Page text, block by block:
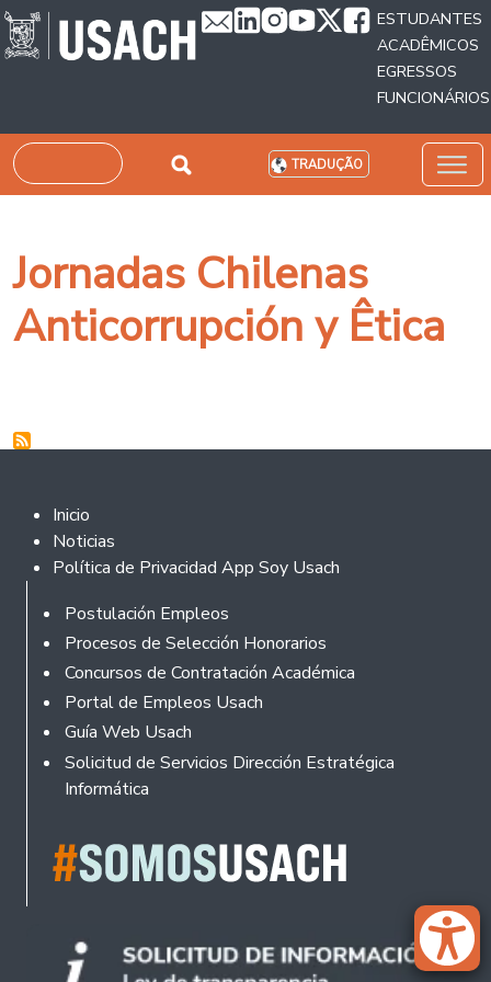
Passar para o conteúdo principal
ESTUDANTES
ACADÊMICOS
EGRESSOS
FUNCIONÁRIOS
Pesquisar TRADUÇÃO
Jornadas Chilenas
Anticorrupción y Êtica
Footer 2
Inicio
Noticias
Política de Privacidad App Soy Usach
Rodapé
Postulación Empleos
Procesos de Selección Honorarios
Concursos de Contratación Académica
Portal de Empleos Usach
Guía Web Usach
Solicitud de Servicios Dirección Estratégica
Informática